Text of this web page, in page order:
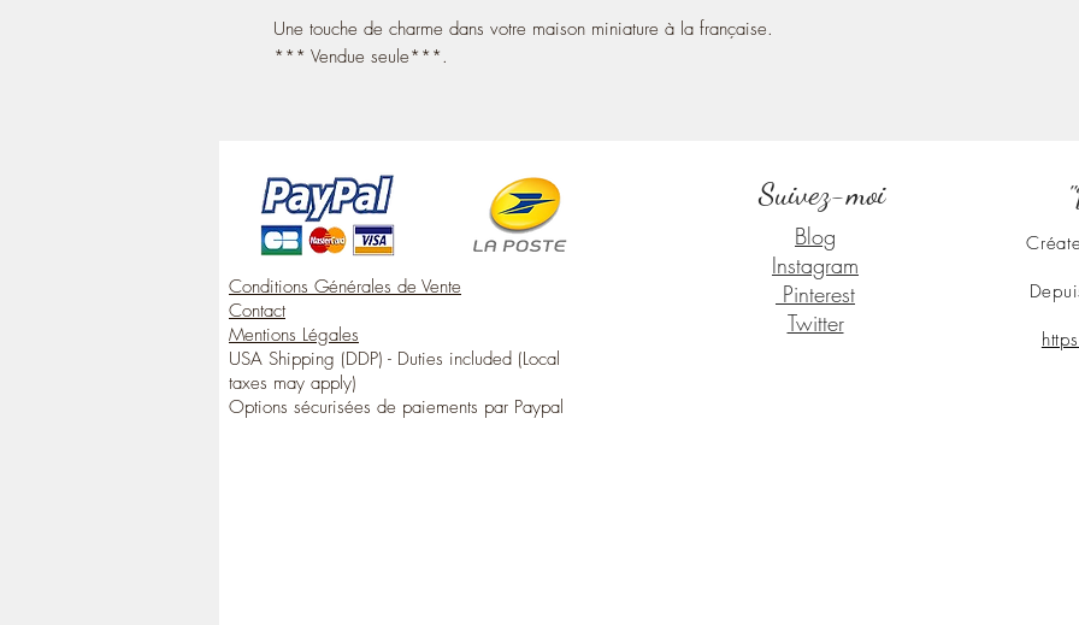
Une touche de charme dans votre maison miniature à la française.
*** Vendue seule***.
Conditions Générales de Vente
Contact
Mentions Légales
USA Shipping (DDP) - Duties included (Local
taxes may apply)
Options sécurisées de paiements par Paypal
Suivez-moi
Blog
Instagram
Pinterest
Twitter